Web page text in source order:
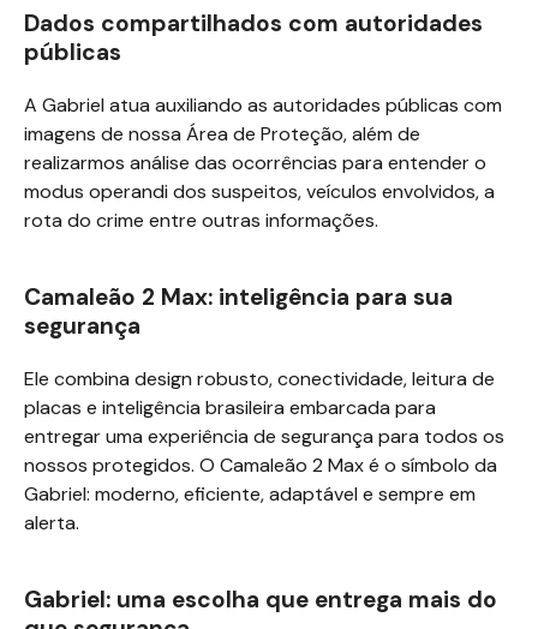
Dados compartilhados com autoridades
públicas
A Gabriel atua auxiliando as autoridades públicas com
imagens de nossa Área de Proteção, além de
realizarmos análise das ocorrências para entender o
modus operandi dos suspeitos, veículos envolvidos, a
rota do crime entre outras informações.
Camaleão 2 Max: inteligência para sua
segurança
Ele combina design robusto, conectividade, leitura de
placas e inteligência brasileira embarcada para
entregar uma experiência de segurança para todos os
nossos protegidos. O Camaleão 2 Max é o símbolo da
Gabriel: moderno, eficiente, adaptável e sempre em
alerta.
Gabriel: uma escolha que entrega mais do